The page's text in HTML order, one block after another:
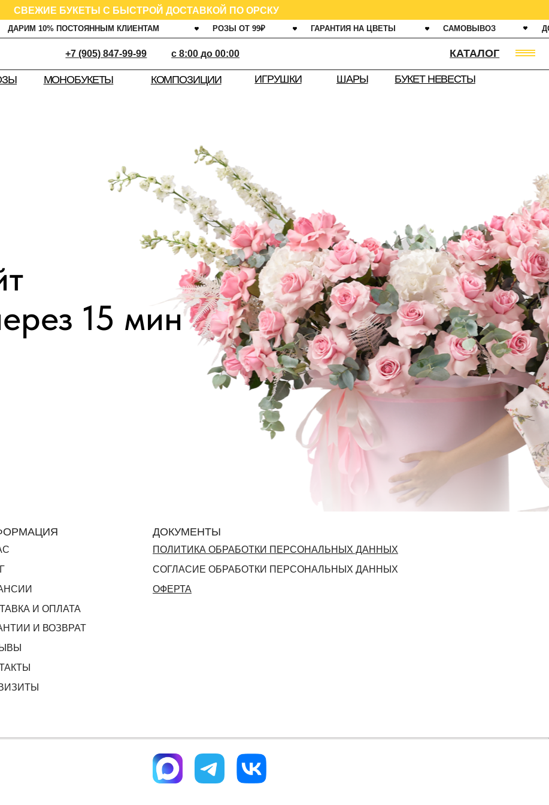
+7 (905) 847-99-99 c 8:00 до 00:00
БУКЕТЫ С БЫСТРОЙ ДОСТАВКОЙ ПО ОРСКУ
10% ПОСТОЯННЫМ КЛИЕНТАМ РОЗЫ ОТ 99 ГАРАНТИЯ НА ЦВЕТЫ САМОВЫВОЗ ДОСТАВКА ОТ 60 МИНУТ
ШАРЫ БУКЕТ НЕВЕСТЫ
ИГРУШКИ
МОНОБУКЕТЫ КОМПОЗИЦИИ
15 мин
ДОКУМЕНТЫ
ПОЛИТИКА ОБРАБОТКИ ПЕРСОНАЛЬНЫХ ДАННЫХ
СОГЛАСИЕ ОБРАБОТКИ ПЕРСОНАЛЬНЫХ ДАННЫХ
ОФЕРТА
И ОПЛАТА
И ВОЗВРАТ